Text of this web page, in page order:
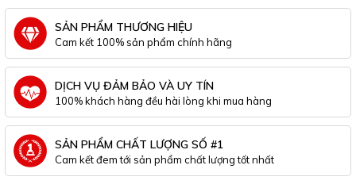
SẢN PHẨM THƯƠNG HIỆU
Cam kết 100% sản phẩm chính hãng
DỊCH VỤ ĐẢM BẢO VÀ UY TÍN
100% khách hàng đều hài lòng khi mua hàng
SẢN PHẨM CHẤT LƯỢNG SỐ #1
Cam kết đem tới sản phẩm chất lượng tốt nhất